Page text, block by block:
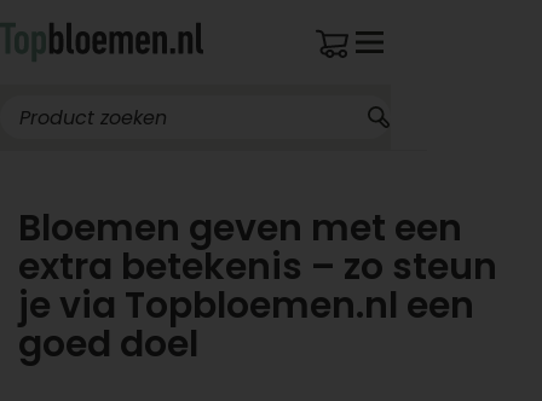
Bloemen geven met een
extra betekenis – zo steun
je via Topbloemen.nl een
goed doel